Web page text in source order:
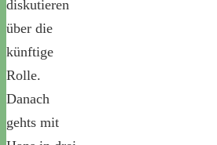
diskutieren
über die
künftige
Rolle.
Danach
gehts mit